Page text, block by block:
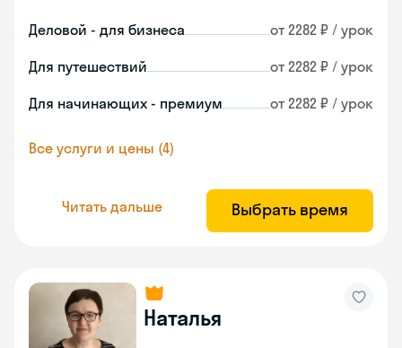
Деловой - для бизнеса от 2282 ₽ / урок
Для путешествий от 2282 ₽ / урок
Для начинающих - премиум от 2282 ₽ / урок
Все услуги и цены (4)
Читать дальше Выбрать время
Наталья